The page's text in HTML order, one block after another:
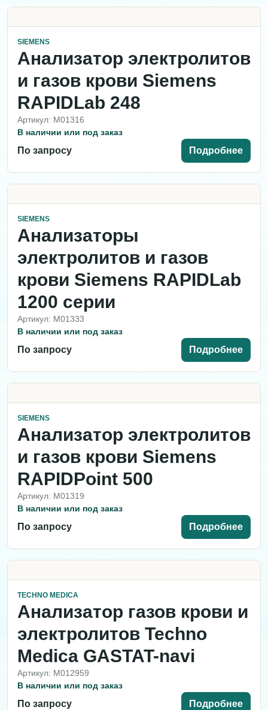
SIEMENS
Анализатор электролитов
и газов крови Siemens
RAPIDLab 248
Артикул: M01316
В наличии или под заказ
По запросу Подробнее
SIEMENS
Анализаторы
электролитов и газов
крови Siemens RAPIDLab
1200 серии
Артикул: M01333
В наличии или под заказ
По запросу Подробнее
SIEMENS
Анализатор электролитов
и газов крови Siemens
RAPIDPoint 500
Артикул: M01319
В наличии или под заказ
По запросу Подробнее
TECHNO MEDICA
Анализатор газов крови и
электролитов Techno
Medica GASTAT-navi
Артикул: M012959
В наличии или под заказ
По запросу Подробнее